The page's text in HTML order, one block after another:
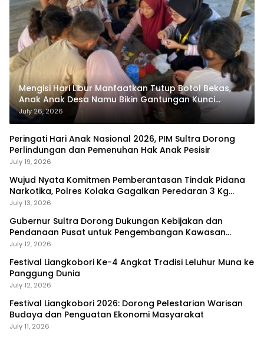
Mengisi Hari Libur Manfaatkan Tutup Botol Bekas,
Anak Anak Desa Namu Bikin Gantungan Kunci
Bernilai Ekonomi
July 26, 2026
Peringati Hari Anak Nasional 2026, PIM Sultra Dorong
Perlindungan dan Pemenuhan Hak Anak Pesisir
July 19, 2026
Wujud Nyata Komitmen Pemberantasan Tindak Pidana
Narkotika, Polres Kolaka Gagalkan Peredaran 3 Kg
Sabu-Sabu
July 13, 2026
Gubernur Sultra Dorong Dukungan Kebijakan dan
Pendanaan Pusat untuk Pengembangan Kawasan
Liangkobhori
July 12, 2026
Festival Liangkobori Ke-4 Angkat Tradisi Leluhur Muna ke
Panggung Dunia
July 12, 2026
Festival Liangkobori 2026: Dorong Pelestarian Warisan
Budaya dan Penguatan Ekonomi Masyarakat
July 11, 2026